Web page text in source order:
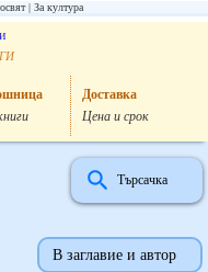
За култура
Доставка
Цена и срок
Търсачка
В заглавие и автор